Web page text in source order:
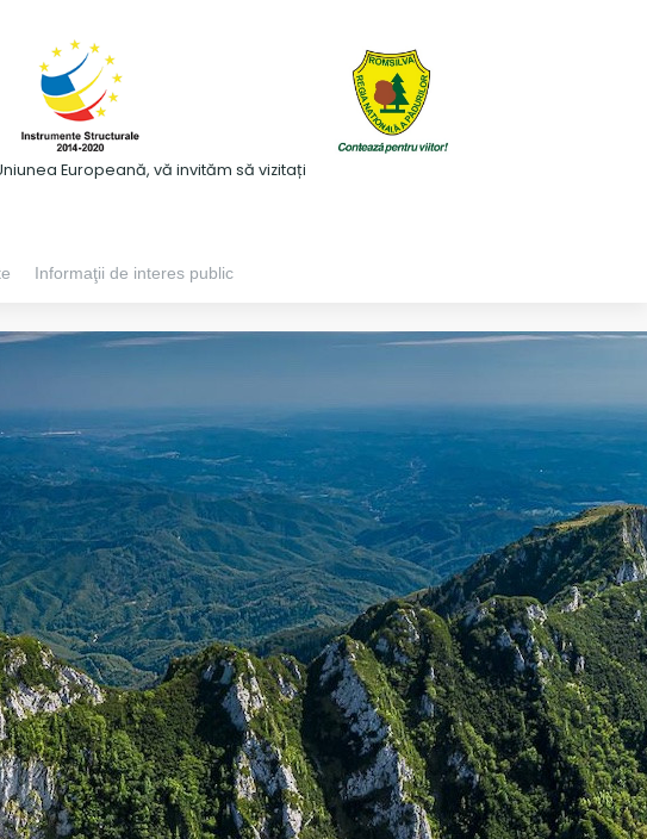
Europeană, vă invităm să vizitați
Informaţii de interes public